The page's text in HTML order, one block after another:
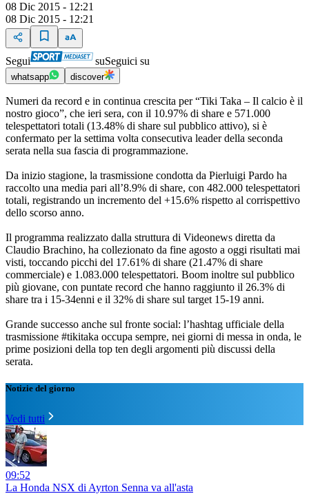
08 Dic 2015 - 12:21
08 Dic 2015 - 12:21
Segui suSeguici su
whatsapp discover
Numeri da record e in continua crescita per “Tiki Taka – Il calcio è il
nostro gioco”, che ieri sera, con il 10.97% di share e 571.000
telespettatori totali (13.48% di share sul pubblico attivo), si è
confermato per la settima volta consecutiva leader della seconda
serata nella sua fascia di programmazione.
Da inizio stagione, la trasmissione condotta da Pierluigi Pardo ha
raccolto una media pari all’8.9% di share, con 482.000 telespettatori
totali, registrando un incremento del +15.6% rispetto al corrispettivo
dello scorso anno.
Il programma realizzato dalla struttura di Videonews diretta da
Claudio Brachino, ha collezionato da fine agosto a oggi risultati mai
visti, toccando picchi del 17.61% di share (21.47% di share
commerciale) e 1.083.000 telespettatori. Boom inoltre sul pubblico
più giovane, con puntate record che hanno raggiunto il 26.3% di
share tra i 15-34enni e il 32% di share sul target 15-19 anni.
Grande successo anche sul fronte social: l’hashtag ufficiale della
trasmissione #tikitaka occupa sempre, nei giorni di messa in onda, le
prime posizioni della top ten degli argomenti più discussi della
serata.
Notizie del giorno
Vedi tutti
09:52
La Honda NSX di Ayrton Senna va all'asta